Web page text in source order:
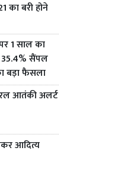
का बरी होने
पर 1 साल का
35.4% सैंपल
बड़ा फैसला
आतंकी अलर्ट
आदित्य